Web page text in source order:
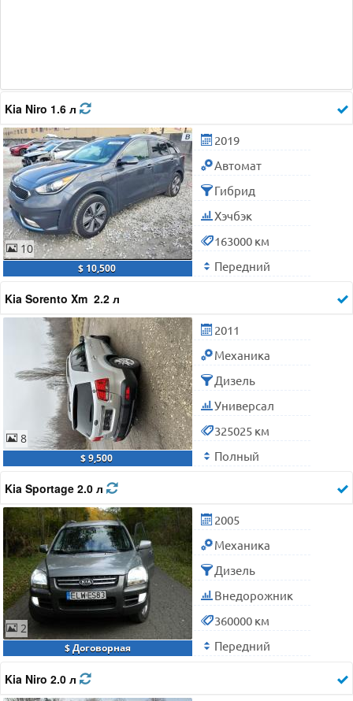
Kia Niro 1.6 л
10
$ 10,500
2019
Автомат
Гибрид
Хэчбэк
163000 км
Передний
Kia Sorento Xm 2.2 л
8
$ 9,500
2011
Механика
Дизель
Универсал
325025 км
Полный
Kia Sportage 2.0 л
2
$ Договорная
2005
Механика
Дизель
Внедорожник
360000 км
Передний
Kia Niro 2.0 л